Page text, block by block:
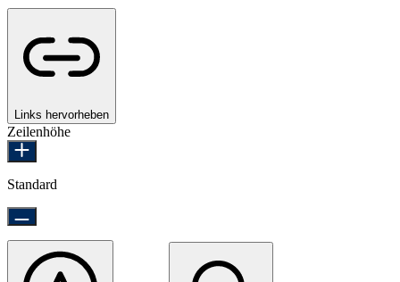
Links hervorheben
Zeilenhöhe
Standard